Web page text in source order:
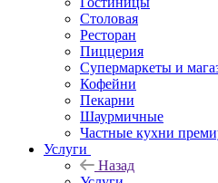
Столовая
Ресторан
Пиццерия
Супермаркеты и
Кофейни
Пекарни
Шаурмичные
Частные кухни
Услуги
Назад